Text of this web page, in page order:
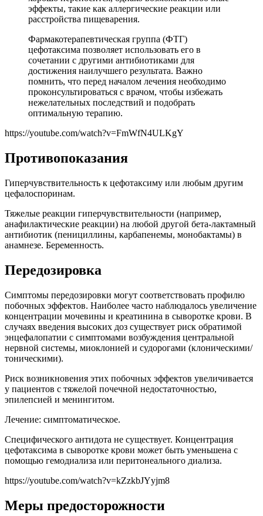
эффекты, такие как аллергические реакции или
расстройства пищеварения.
Фармакотерапевтическая группа (ФТГ)
цефотаксима позволяет использовать его в
сочетании с другими антибиотиками для
достижения наилучшего результата. Важно
помнить, что перед началом лечения необходимо
проконсультироваться с врачом, чтобы избежать
нежелательных последствий и подобрать
оптимальную терапию.
https://youtube.com/watch?v=FmWfN4ULKgY
Противопоказания
Гиперчувствительность к цефотаксиму или любым другим
цефалоспоринам.
Тяжелые реакции гиперчувствительности (например,
анафилактические реакции) на любой другой бета-лактамный
антибиотик (пенициллины, карбапенемы, монобактамы) в
анамнезе. Беременность.
Передозировка
Симптомы передозировки могут соответствовать профилю
побочных эффектов. Наиболее часто наблюдалось увеличение
концентрации мочевины и креатинина в сыворотке крови. В
случаях введения высоких доз существует риск обратимой
энцефалопатии с симптомами возбуждения центральной
нервной системы, миоклонией и судорогами (клоническими/
тоническими).
Риск возникновения этих побочных эффектов увеличивается
у пациентов с тяжелой почечной недостаточностью,
эпилепсией и менингитом.
Лечение: симптоматическое.
Специфического антидота не существует. Концентрация
цефотаксима в сыворотке крови может быть уменьшена с
помощью гемодиализа или перитонеального диализа.
https://youtube.com/watch?v=kZzkbJYyjm8
Меры предосторожности